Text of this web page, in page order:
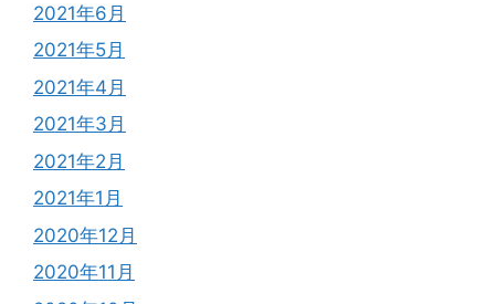
2021年6月
2021年5月
2021年4月
2021年3月
2021年2月
2021年1月
2020年12月
2020年11月